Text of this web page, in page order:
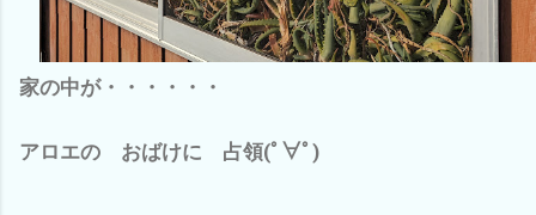
家の中が・・・・・・
アロエの おばけに 占領(ﾟ∀ﾟ)